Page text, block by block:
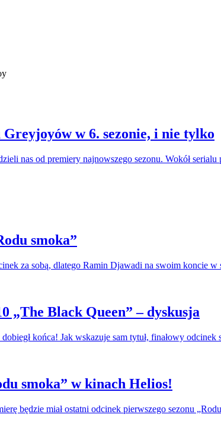
w 6. sezonie, i nie tylko
nas od premiery najnowszego sezonu. Wokół
smoka”
za sobą, dlatego Ramin Djawadi na swoim koncie
„The Black Queen” – dyskusja
końca! Jak wskazuje sam tytuł, finałowy
smoka” w kinach Helios!
będzie miał ostatni odcinek pierwszego sezonu